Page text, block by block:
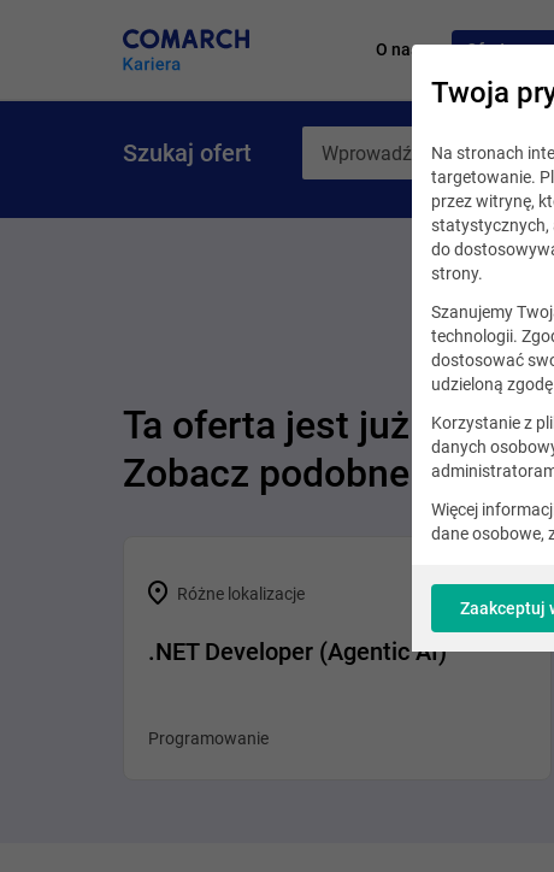
O nas Oferty
Szukaj ofert
Ta oferta jest już
Zobacz podobne oferty
Różne lokalizacje
.NET Developer (Agentic AI)
Programowanie
Twoja
Na stronach
targetowanie.
przez witrynę,
statystycznych,
do
strony.
Szanujemy
technologii.
dostosować
udzieloną
Korzystanie z
danych
Więcej
dane osobowe,
Zaakceptuj